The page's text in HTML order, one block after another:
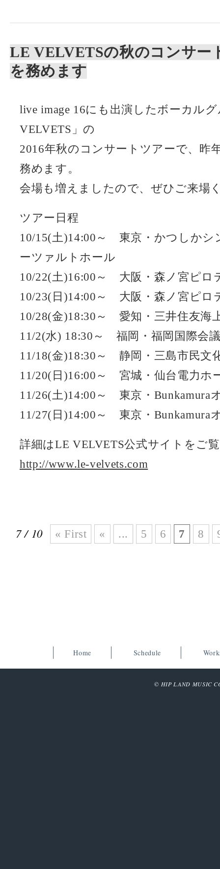
LE VELVETSの秋のコンサー
を務めます
live image 16にも出演したボーカル
VELVETS」の
2016年秋のコンサートツアーで、昨
務めます。
会場も増えましたので、ぜひご来場
ツアー日程
10/15(土)14:00～ 東京・かつしか
ーツァルトホール
10/22(土)16:00～ 大阪・森ノ宮ピロ
10/23(日)14:00～ 大阪・森ノ宮ピロ
10/28(金)18:30～ 愛知・三井住友海
11/2(水) 18:30～ 福岡・福岡国際会
11/18(金)18:30～ 静岡・三島市民文
11/20(日)16:00～ 宮城・仙台電力ホ
11/26(土)14:00～ 東京・Bunkamura
11/27(日)14:00～ 東京・Bunkamura
詳細はLE VELVETS公式サイトを
http://www.le-velvets.com
7 / 10 « First « ... 5 6 7 8
Home Schedule
© HIP LAND MUSIC